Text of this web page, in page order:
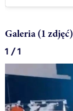
Galeria (1 zdjęć)
1 / 1